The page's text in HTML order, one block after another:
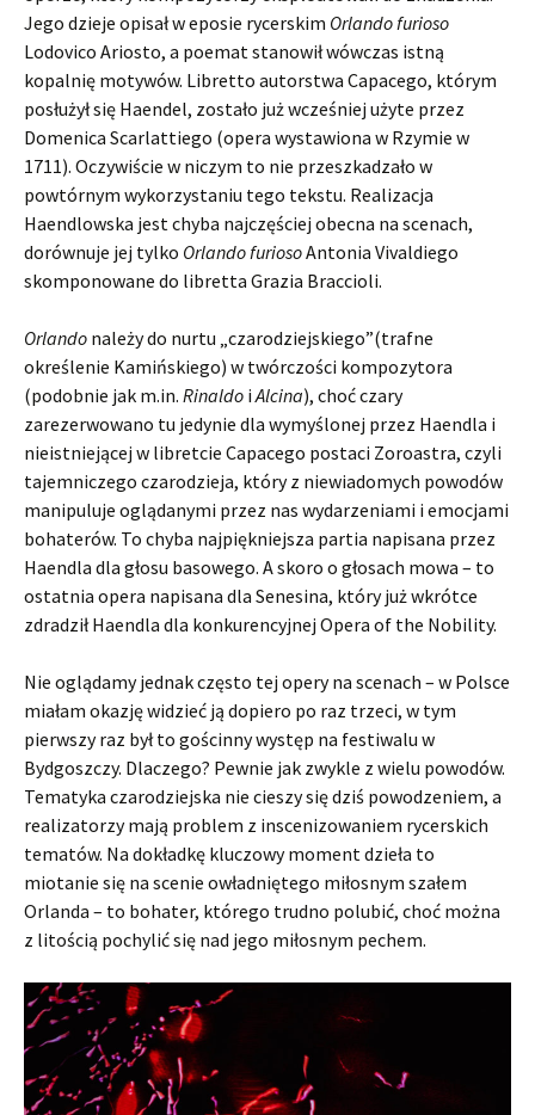
Jego dzieje opisał w eposie rycerskim Orlando furioso
Lodovico Ariosto, a poemat stanowił wówczas istną
kopalnię motywów. Libretto autorstwa Capacego, którym
posłużył się Haendel, zostało już wcześniej użyte przez
Domenica Scarlattiego (opera wystawiona w Rzymie w
1711). Oczywiście w niczym to nie przeszkadzało w
powtórnym wykorzystaniu tego tekstu. Realizacja
Haendlowska jest chyba najczęściej obecna na scenach,
dorównuje jej tylko Orlando furiosoAntonia Vivaldiego
skomponowane do libretta Grazia Braccioli.
Orlando należy do nurtu „czarodziejskiego”(trafne
określenie Kamińskiego) w twórczości kompozytora
(podobnie jak m.in. Rinaldo iAlcina), choć czary
zarezerwowano tu jedynie dla wymyślonej przez Haendla i
nieistniejącej w libretcie Capacego postaci Zoroastra, czyli
tajemniczego czarodzieja, który z niewiadomych powodów
manipuluje oglądanymi przez nas wydarzeniami i emocjami
bohaterów. To chyba najpiękniejsza partia napisana przez
Haendla dla głosu basowego. A skoro o głosach mowa – to
ostatnia opera napisana dla Senesina, który już wkrótce
zdradził Haendla dla konkurencyjnej Opera of the Nobility.
Nie oglądamy jednak często tej opery na scenach – w Polsce
miałam okazję widzieć ją dopiero po raz trzeci, w tym
pierwszy raz był to gościnny występ na festiwalu w
Bydgoszczy. Dlaczego? Pewnie jak zwykle z wielu powodów.
Tematyka czarodziejska nie cieszy się dziś powodzeniem, a
realizatorzy mają problem z inscenizowaniem rycerskich
tematów. Na dokładkę kluczowy moment dzieła to
miotanie się na scenie owładniętego miłosnym szałem
Orlanda – to bohater, którego trudno polubić, choć można
z litością pochylić się nad jego miłosnym pechem.